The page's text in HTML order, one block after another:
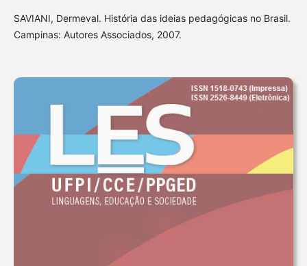
SAVIANI, Dermeval. História das ideias pedagógicas no Brasil.
Campinas: Autores Associados, 2007.